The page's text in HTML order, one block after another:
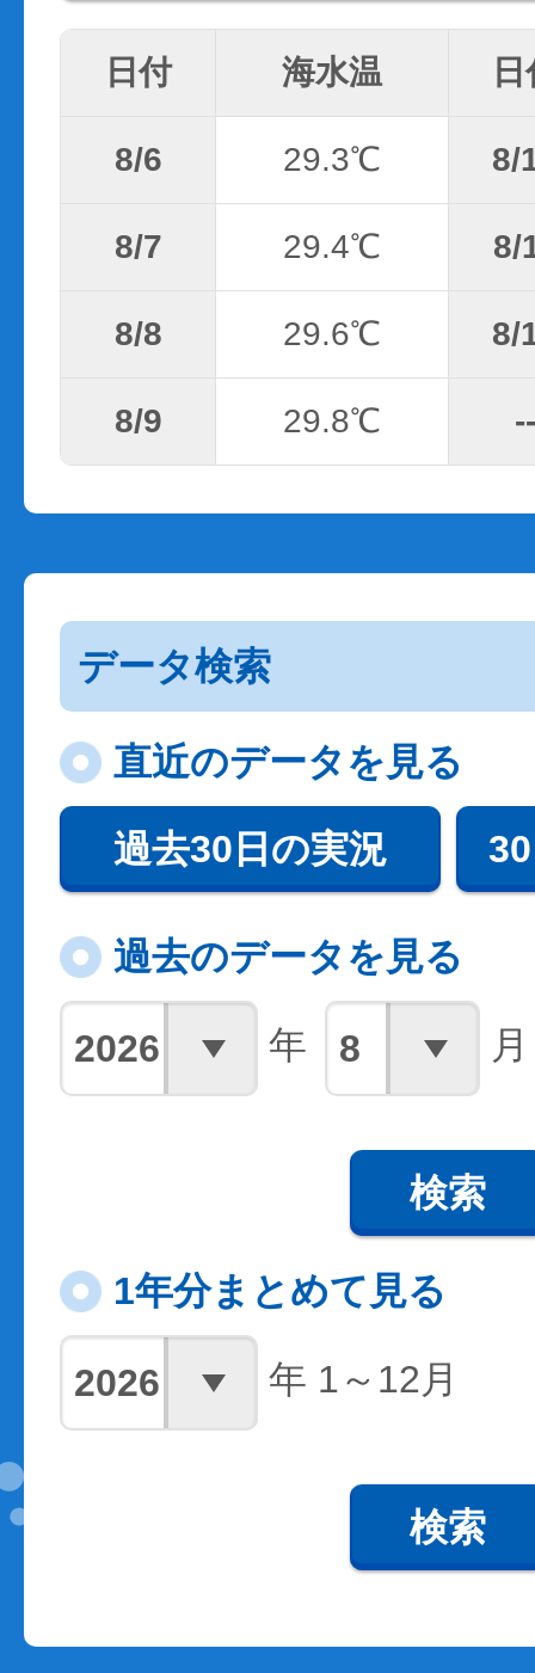
日付 海水温
8/6 29.3℃ 8/
8/7 29.4℃ 8/
8/8 29.6℃ 8/
8/9 29.8℃ --
データ検索
直近のデータを見る
過去30日の実況
過去のデータを見る
年 月
検索
1年分まとめて見る
年 1～12月
検索